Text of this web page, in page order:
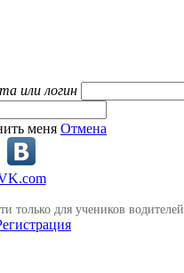
или логин
меня Отмена
только для учеников водителей